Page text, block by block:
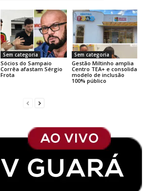
Sem categoria
Sócios do Sampaio
Corrêa afastam Sérgio
Frota
Sem categoria
Gestão Miltinho amplia
Centro TEA+ e consolida
modelo de inclusão
100% público